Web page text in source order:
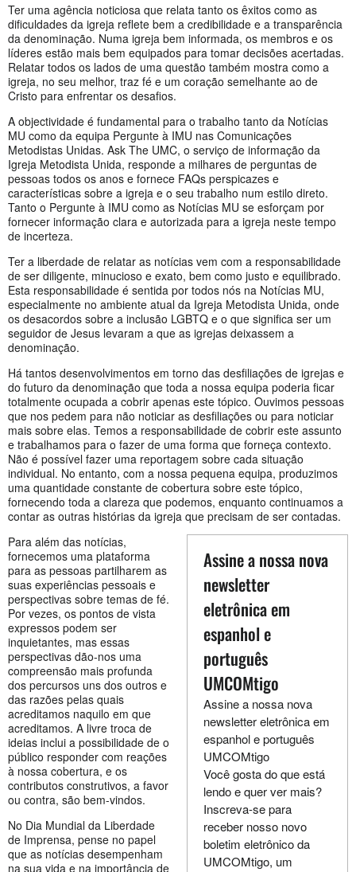
Ter uma agência noticiosa que relata tanto os êxitos como as
dificuldades da igreja reflete bem a credibilidade e a transparência
da denominação. Numa igreja bem informada, os membros e os
líderes estão mais bem equipados para tomar decisões acertadas.
Relatar todos os lados de uma questão também mostra como a
igreja, no seu melhor, traz fé e um coração semelhante ao de
Cristo para enfrentar os desafios.
A objectividade é fundamental para o trabalho tanto da Notícias
MU como da equipa Pergunte à IMU nas Comunicações
Metodistas Unidas. Ask The UMC, o serviço de informação da
Igreja Metodista Unida, responde a milhares de perguntas de
pessoas todos os anos e fornece FAQs perspicazes e
características sobre a igreja e o seu trabalho num estilo direto.
Tanto o Pergunte à IMU como as Notícias MU se esforçam por
fornecer informação clara e autorizada para a igreja neste tempo
de incerteza.
Ter a liberdade de relatar as notícias vem com a responsabilidade
de ser diligente, minucioso e exato, bem como justo e equilibrado.
Esta responsabilidade é sentida por todos nós na Notícias MU,
especialmente no ambiente atual da Igreja Metodista Unida, onde
os desacordos sobre a inclusão LGBTQ e o que significa ser um
seguidor de Jesus levaram a que as igrejas deixassem a
denominação.
Há tantos desenvolvimentos em torno das desfiliações de igrejas e
do futuro da denominação que toda a nossa equipa poderia ficar
totalmente ocupada a cobrir apenas este tópico. Ouvimos pessoas
que nos pedem para não noticiar as desfiliações ou para noticiar
mais sobre elas. Temos a responsabilidade de cobrir este assunto
e trabalhamos para o fazer de uma forma que forneça contexto.
Não é possível fazer uma reportagem sobre cada situação
individual. No entanto, com a nossa pequena equipa, produzimos
uma quantidade constante de cobertura sobre este tópico,
fornecendo toda a clareza que podemos, enquanto continuamos a
contar as outras histórias da igreja que precisam de ser contadas.
Assine a nossa nova
newsletter
eletrônica em
espanhol e
português
UMCOMtigo
Assine a nossa nova
newsletter eletrônica em
espanhol e português
UMCOMtigo
Você gosta do que está
lendo e quer ver mais?
Inscreva-se para
receber nosso novo
boletim eletrônico da
UMCOMtigo, um
Para além das notícias,
fornecemos uma plataforma
para as pessoas partilharem as
suas experiências pessoais e
perspectivas sobre temas de fé.
Por vezes, os pontos de vista
expressos podem ser
inquietantes, mas essas
perspectivas dão-nos uma
compreensão mais profunda
dos percursos uns dos outros e
das razões pelas quais
acreditamos naquilo em que
acreditamos. A livre troca de
ideias inclui a possibilidade de o
público responder com reações
à nossa cobertura, e os
contributos construtivos, a favor
ou contra, são bem-vindos.
No Dia Mundial da Liberdade
de Imprensa, pense no papel
que as notícias desempenham
na sua vida e na importância de